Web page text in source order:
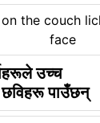
उच्च
छविहरू पाउँछन्